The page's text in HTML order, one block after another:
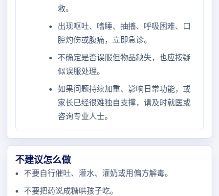
救。
出现呕吐、嗜睡、抽搐、呼吸困难、口
腔灼伤或腹痛，立即急诊。
不确定是否误服但物品缺失，也应按疑
似误服处理。
如果问题持续加重、影响日常功能，或
家长已经很难独自支撑，请及时就医或
咨询专业人士。
不建议怎么做
不要自行催吐、灌水、灌奶或用偏方解毒。
不要把药说成糖哄孩子吃。